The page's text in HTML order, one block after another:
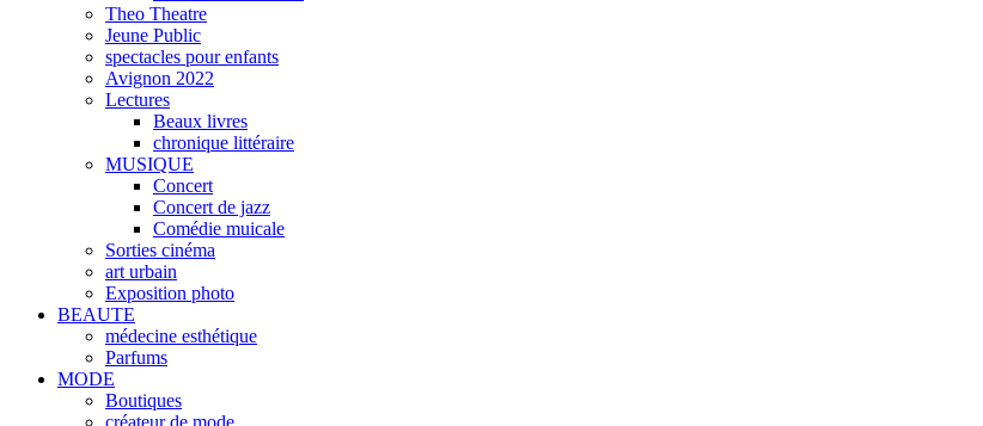
Theo Theatre
Jeune Public
spectacles pour enfants
Avignon 2022
Lectures
Beaux livres
chronique littéraire
MUSIQUE
Concert
Concert de jazz
Comédie muicale
Sorties cinéma
art urbain
Exposition photo
BEAUTE
médecine esthétique
Parfums
MODE
Boutiques
créateur de mode